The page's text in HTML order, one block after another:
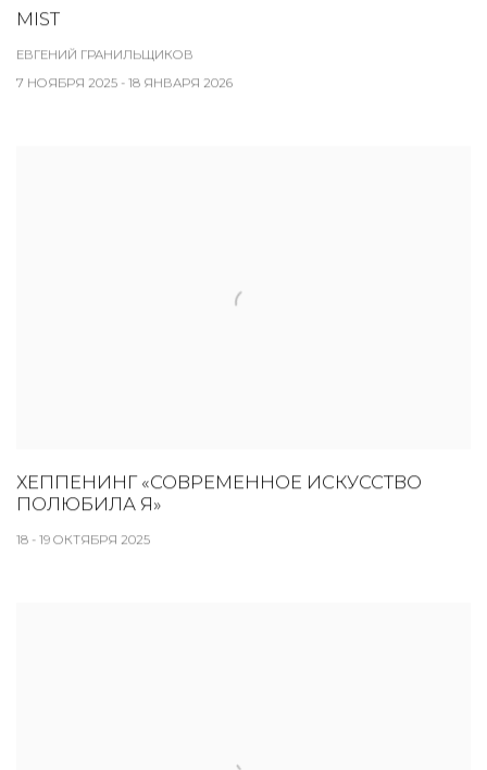
MIST
ЕВГЕНИЙ ГРАНИЛЬЩИКОВ
7 НОЯБРЯ 2025 - 18 ЯНВАРЯ 2026
ХЕППЕНИНГ «СОВРЕМЕННОЕ ИСКУССТВО
ПОЛЮБИЛА Я»
18 - 19 ОКТЯБРЯ 2025